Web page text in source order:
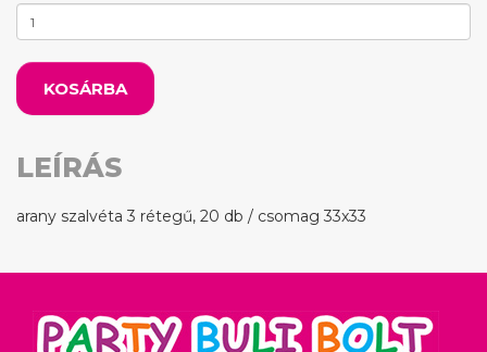
KOSÁRBA
LEÍRÁS
arany szalvéta 3 rétegű, 20 db / csomag 33x33